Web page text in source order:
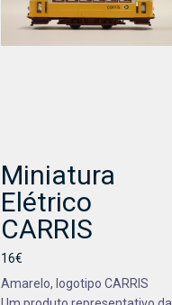
Miniatura
Elétrico
CARRIS
16€
Amarelo, logotipo CARRIS